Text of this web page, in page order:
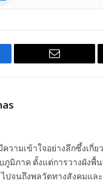
Email
ความเข้าใจอย่างลึกซึ้งเกี่
ภูมิภาค ตั้งแต่การวางผังพื้
ปจนถึงพลวัตทางสังคมแล